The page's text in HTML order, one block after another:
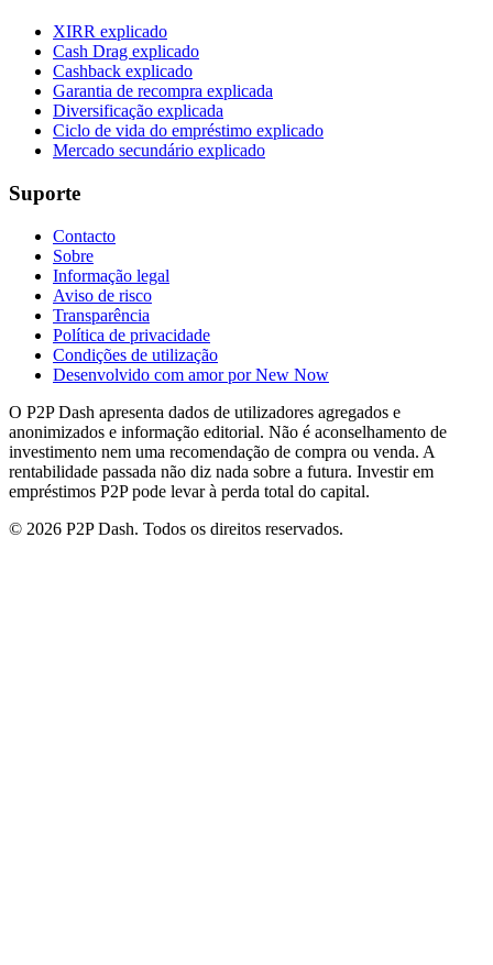
XIRR explicado
Cash Drag explicado
Cashback explicado
Garantia de recompra explicada
Diversificação explicada
Ciclo de vida do empréstimo explicado
Mercado secundário explicado
Suporte
Contacto
Sobre
Informação legal
Aviso de risco
Transparência
Política de privacidade
Condições de utilização
Desenvolvido com amor por New Now
O P2P Dash apresenta dados de utilizadores agregados e
anonimizados e informação editorial. Não é aconselhamento de
investimento nem uma recomendação de compra ou venda. A
rentabilidade passada não diz nada sobre a futura. Investir em
empréstimos P2P pode levar à perda total do capital.
© 2026 P2P Dash. Todos os direitos reservados.